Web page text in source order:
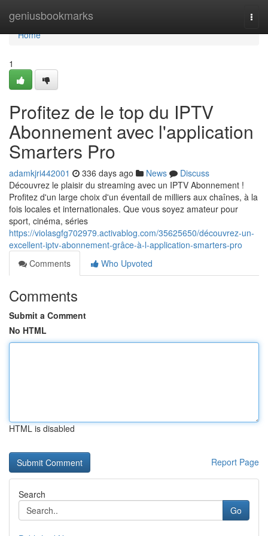
geniusbookmarks
Home
Home
1
Profitez de le top du IPTV
Abonnement avec l'application
Smarters Pro
adamkjri442001 336 days ago News
Discuss
Découvrez le plaisir du streaming avec un IPTV Abonnement !
Profitez d'un large choix d'un éventail de milliers aux chaînes, à la
fois locales et internationales. Que vous soyez amateur pour
sport, cinéma, séries
https://violasgfg702979.activablog.com/35625650/découvrez-un-
excellent-iptv-abonnement-grâce-à-l-application-smarters-pro
Comments
Who Upvoted
Comments
Submit a Comment
No HTML
HTML is disabled
Report Page
Search
Go